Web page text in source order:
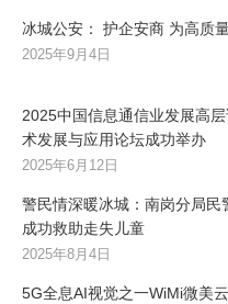
冰城公安： 护企安商 为高质
2025年9月4日
2025中国信息通信业发展高
术发展与应用论坛成功举办
2025年6月12日
警民情深暖冰城：南岗分局民
成功救助走失儿童
2025年8月4日
5G全息AI视觉之一WiMi微美